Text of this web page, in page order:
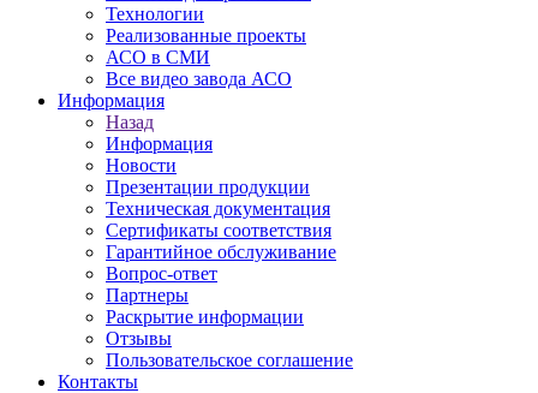
Технологии
Реализованные проекты
АСО в СМИ
Все видео завода АСО
Информация
Назад
Информация
Новости
Презентации продукции
Техническая документация
Сертификаты соответствия
Гарантийное обслуживание
Вопрос-ответ
Партнеры
Раскрытие информации
Отзывы
Пользовательское соглашение
Контакты